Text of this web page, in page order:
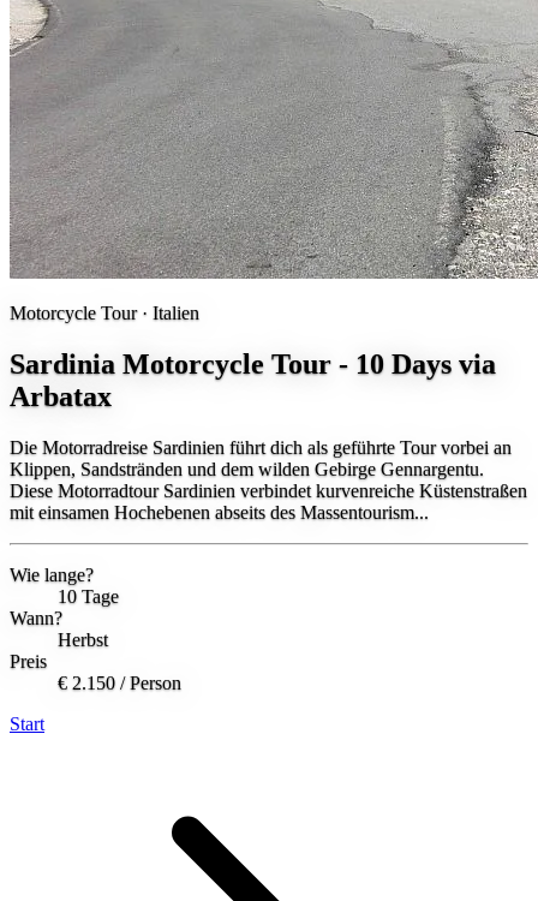
Motorcycle Tour · Italien
Sardinia Motorcycle Tour - 10 Days via
Arbatax
Die Motorradreise Sardinien führt dich als geführte Tour vorbei an
Klippen, Sandstränden und dem wilden Gebirge Gennargentu.
Diese Motorradtour Sardinien verbindet kurvenreiche Küstenstraßen
mit einsamen Hochebenen abseits des Massentourism...
Wie lange?
10 Tage
Wann?
Herbst
Preis
€ 2.150 / Person
Start